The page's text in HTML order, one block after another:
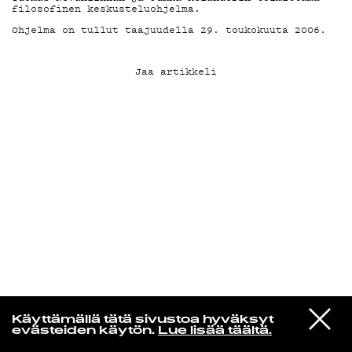
Käyttämällä tätä sivustoa hyväksyt
evästeiden käytön. Lue lisää täältä.
VIESTI
STUDIOON
Caron
Dancing In The Night
KIRJAUDU SISÄÄN
filosofinen keskusteluohjelma.
Ohjelma on tullut taajuudella 29. toukokuuta 2006.
Jaa artikkeli